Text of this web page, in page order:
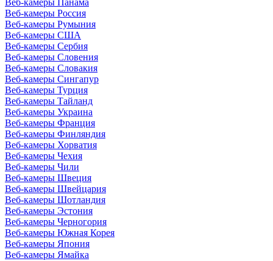
Веб-камеры Панама
Веб-камеры Россия
Веб-камеры Румыния
Веб-камеры США
Веб-камеры Сербия
Веб-камеры Словения
Веб-камеры Словакия
Веб-камеры Сингапур
Веб-камеры Турция
Веб-камеры Тайланд
Веб-камеры Украина
Веб-камеры Франция
Веб-камеры Финляндия
Веб-камеры Хорватия
Веб-камеры Чехия
Веб-камеры Чили
Веб-камеры Швеция
Веб-камеры Швейцария
Веб-камеры Шотландия
Веб-камеры Эстония
Веб-камеры Черногория
Веб-камеры Южная Корея
Веб-камеры Япония
Веб-камеры Ямайка